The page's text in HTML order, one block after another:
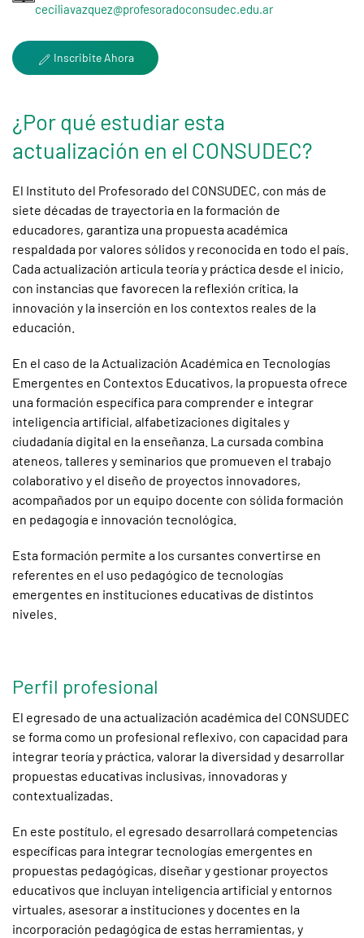
ceciliavazquez@profesoradoconsudec.edu.ar
Inscribite Ahora
¿Por qué estudiar esta
actualización en el CONSUDEC?
El Instituto del Profesorado del CONSUDEC, con más de
siete décadas de trayectoria en la formación de
educadores, garantiza una propuesta académica
respaldada por valores sólidos y reconocida en todo el país.
Cada actualización articula teoría y práctica desde el inicio,
con instancias que favorecen la reflexión crítica, la
innovación y la inserción en los contextos reales de la
educación.
En el caso de la Actualización Académica en Tecnologías
Emergentes en Contextos Educativos, la propuesta ofrece
una formación específica para comprender e integrar
inteligencia artificial, alfabetizaciones digitales y
ciudadanía digital en la enseñanza. La cursada combina
ateneos, talleres y seminarios que promueven el trabajo
colaborativo y el diseño de proyectos innovadores,
acompañados por un equipo docente con sólida formación
en pedagogía e innovación tecnológica.
Esta formación permite a los cursantes convertirse en
referentes en el uso pedagógico de tecnologías
emergentes en instituciones educativas de distintos
niveles.
Perfil profesional
El egresado de una actualización académica del CONSUDEC
se forma como un profesional reflexivo, con capacidad para
integrar teoría y práctica, valorar la diversidad y desarrollar
propuestas educativas inclusivas, innovadoras y
contextualizadas.
En este postítulo, el egresado desarrollará competencias
específicas para integrar tecnologías emergentes en
propuestas pedagógicas, diseñar y gestionar proyectos
educativos que incluyan inteligencia artificial y entornos
virtuales, asesorar a instituciones y docentes en la
incorporación pedagógica de estas herramientas, y